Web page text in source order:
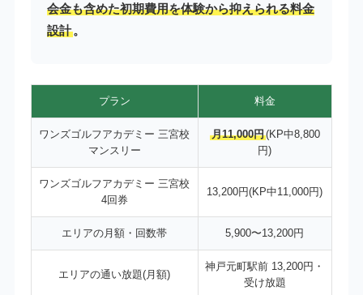
会金も含めた初期費用を体験から抑えられる料金
設計。
プラン 料金
ワンズゴルフアカデミー 三宮校
マンスリー
月11,000円(KP中8,800
円)
ワンズゴルフアカデミー 三宮校
4回券
13,200円(KP中11,000円)
エリアの月額・回数帯 5,900〜13,200円
エリアの通い放題(月額)
神戸元町駅前 13,200円・
受け放題